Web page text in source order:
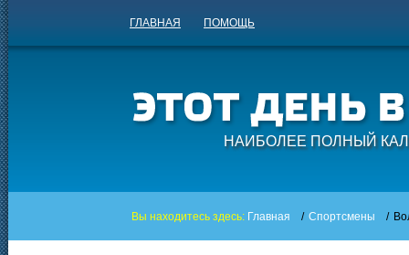
ГЛАВНАЯ ПОМОЩЬ
НАИБОЛЕЕ ПОЛНЫЙ
Вы находитесь здесь: Главная / Спортсмены /